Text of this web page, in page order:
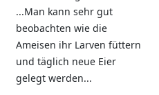
...Man kann sehr gut
beobachten wie die
Ameisen ihr Larven füttern
und täglich neue Eier
gelegt werden...